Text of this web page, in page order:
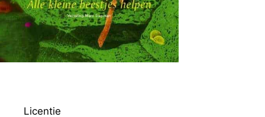
Licentie